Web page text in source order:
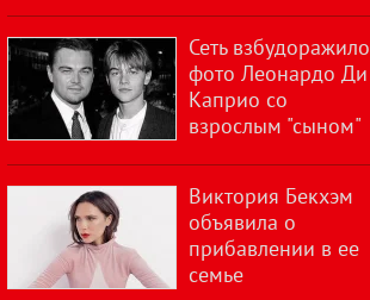
Сеть взбудоражило
фото Леонардо Ди
Каприо со
взрослым "сыном"
Виктория Бекхэм
объявила о
прибавлении в ее
семье